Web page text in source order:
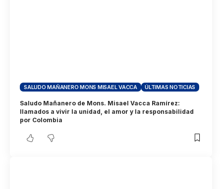
SALUDO MAÑANERO MONS MISAEL VACCA ÚLTIMAS NOTICIAS
Saludo Mañanero de Mons. Misael Vacca Ramírez:
llamados a vivir la unidad, el amor y la responsabilidad
por Colombia